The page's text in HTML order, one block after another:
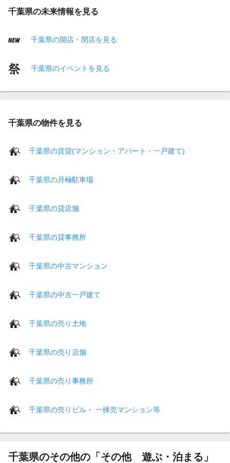
千葉県の未来情報を見る
千葉県の開店・閉店を見る
千葉県のイベントを見る
千葉県の物件を見る
千葉県の賃貸(マンション・アパート・一戸建て)
千葉県の月極駐車場
千葉県の貸店舗
千葉県の貸事務所
千葉県の中古マンション
千葉県の中古一戸建て
千葉県の売り土地
千葉県の売り店舗
千葉県の売り事務所
千葉県の売りビル・ 一棟売マンション等
千葉県のその他の「その他 遊ぶ・泊まる」